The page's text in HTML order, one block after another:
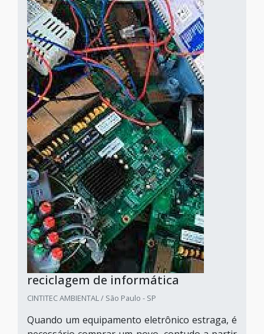
reciclagem de informática
CINTITEC AMBIENTAL / São Paulo - SP
Quando um equipamento eletrônico estraga, é